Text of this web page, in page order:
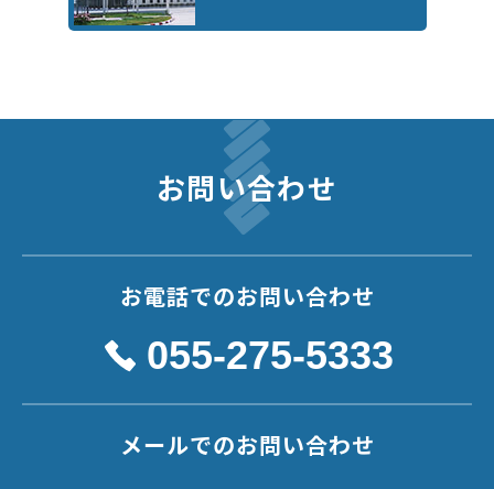
お問い合わせ
お電話でのお問い合わせ
055-275-5333
メールでのお問い合わせ